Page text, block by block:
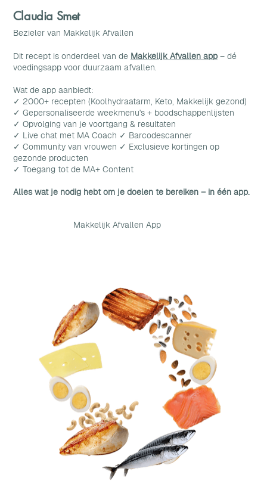
Claudia Smet
Bezieler van Makkelijk Afvallen
Dit recept is onderdeel van de Makkelijk Afvallen app– dé
voedingsapp voor duurzaam afvallen.
Wat de app aanbiedt:
✓ 2000+ recepten (Koolhydraatarm, Keto, Makkelijk gezond)
✓ Gepersonaliseerde weekmenu's + boodschappenlijsten
✓ Opvolging van je voortgang & resultaten
✓ Live chat met MA Coach ✓ Barcodescanner
✓ Community van vrouwen ✓ Exclusieve kortingen op
gezonde producten
✓ Toegang tot de MA+ Content
Alles wat je nodig hebt om je doelen te bereiken – in één app.
Makkelijk Afvallen App